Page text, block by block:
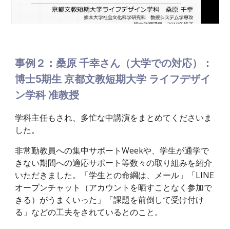
事例２：桑原 千幸さん（大学での対応）：
博士5期生 京都文教短期大学 ライフデザイ
ン学科 准教授
学科主任もされ、多忙な中講演をまとめてくださいま
した。
非常勤教員への集中サポートWeekや、学生が通学で
きない期間への適応サポート等数々の取り組みを紹介
いただきました。「学生との命綱は、メール」「LINE
オープンチャット（アカウントを晒すことなく参加で
きる）がうまくいった」「課題を前倒して受け付け
る」などの工夫をされているとのこと。